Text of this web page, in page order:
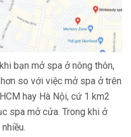
bạn mở spa ở nông thôn,
so với việc mở spa ở trên
hay Hà Nội, cứ 1 km2
spa mở cửa. Trong khi ở